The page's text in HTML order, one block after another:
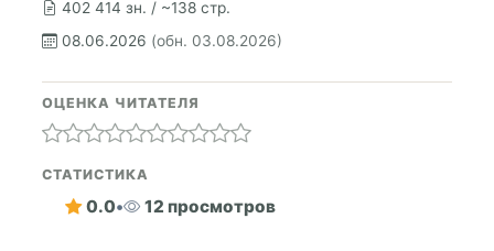
402 414 зн. / ~138 стр.
08.06.2026 (обн. 03.08.2026)
ОЦЕНКА ЧИТАТЕЛЯ
СТАТИСТИКА
0.0• 12 просмотров